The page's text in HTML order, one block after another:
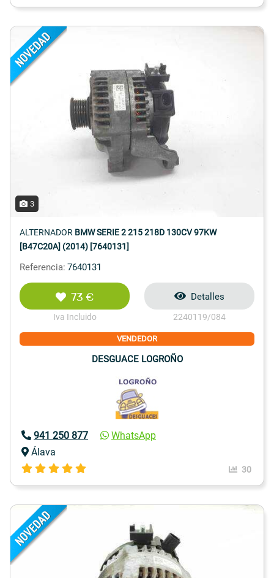
3
ALTERNADOR BMW SERIE 2 215 218D 130CV 97KW
[B47C20A] (2014) [7640131]
Referencia: 7640131
73 €
Iva Incluido
Detalles
2240119/084
VENDEDOR
DESGUACE LOGROÑO
941 250 877
WhatsApp
Álava
30